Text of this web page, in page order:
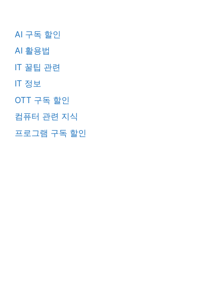
AI 구독 할인
AI 활용법
IT 꿀팁 관련
IT 정보
OTT 구독 할인
컴퓨터 관련 지식
프로그램 구독 할인